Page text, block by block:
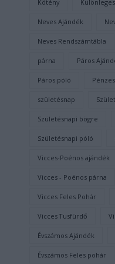
Kötény
Neves Ajándék
Neves Rendszámtábla
párna Páros
Páros póló
születésnap
Születésnapi bögre
Születésnapi póló
Vicces-Poénos ajándék
Vicces - Poénos párna
Vicces Feles Pohár
Vicces Tusfürdő
Évszámos Ajándék
Évszámos Feles pohár